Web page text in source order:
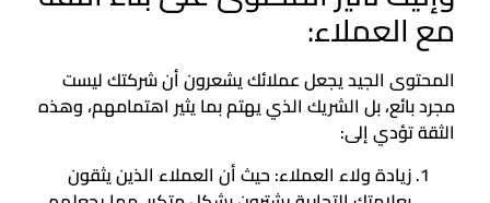
مع العملاء:
المحتوى الجيد يجعل عملائك يشعرون أن شركتك ليست
مجرد بائع، بل الشريك الذي يهتم بما يثير اهتمامهم، وهذه
الثقة تؤدي إلى:
زيادة ولاء العملاء: حيث أن العملاء الذين يثقون